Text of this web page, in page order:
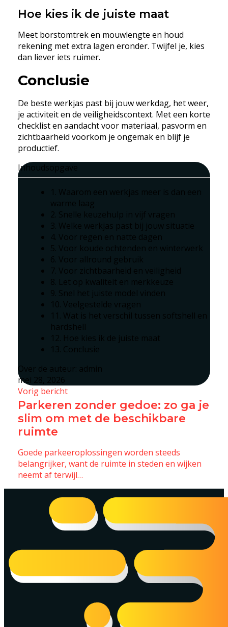
Hoe kies ik de juiste maat
Meet borstomtrek en mouwlengte en houd
rekening met extra lagen eronder. Twijfel je, kies
dan liever iets ruimer.
Conclusie
De beste werkjas past bij jouw werkdag, het weer,
je activiteit en de veiligheidscontext. Met een korte
checklist en aandacht voor materiaal, pasvorm en
zichtbaarheid voorkom je ongemak en blijf je
productief.
Inhoudsopgave
1. Waarom een werkjas meer is dan een
warme laag
2. Snelle keuzehulp in vijf vragen
3. Welke werkjas past bij jouw situatie
4. Voor regen en natte dagen
5. Voor koude ochtenden en winterwerk
6. Voor allround gebruik
7. Voor zichtbaarheid en veiligheid
8. Let op kwaliteit en merkkeuze
9. Snel het juiste model vinden
10. Veelgestelde vragen
11. Wat is het verschil tussen softshell en
hardshell
12. Hoe kies ik de juiste maat
13. Conclusie
Over de auteur: admin
mei 28, 2026
Vorig bericht
Parkeren zonder gedoe: zo ga je
slim om met de beschikbare
ruimte
Goede parkeeroplossingen worden steeds
belangrijker, want de ruimte in steden en wijken
neemt af terwijl…